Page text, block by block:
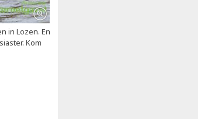
in Lozen. En
Kom